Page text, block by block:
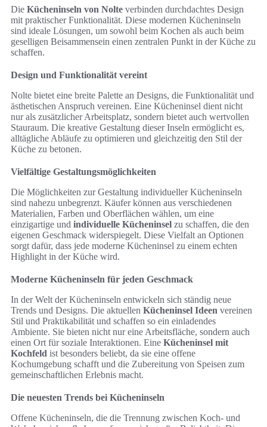
Die Kücheninseln von Nolte verbinden durchdachtes Design
mit praktischer Funktionalität. Diese modernen Kücheninseln
sind ideale Lösungen, um sowohl beim Kochen als auch beim
geselligen Beisammensein einen zentralen Punkt in der Küche zu
schaffen.
Design und Funktionalität vereint
Nolte bietet eine breite Palette an Designs, die Funktionalität und
ästhetischen Anspruch vereinen. Eine Kücheninsel dient nicht
nur als zusätzlicher Arbeitsplatz, sondern bietet auch wertvollen
Stauraum. Die kreative Gestaltung dieser Inseln ermöglicht es,
alltägliche Abläufe zu optimieren und gleichzeitig den Stil der
Küche zu betonen.
Vielfältige Gestaltungsmöglichkeiten
Die Möglichkeiten zur Gestaltung individueller Kücheninseln
sind nahezu unbegrenzt. Käufer können aus verschiedenen
Materialien, Farben und Oberflächen wählen, um eine
einzigartige und individuelle Kücheninsel zu schaffen, die den
eigenen Geschmack widerspiegelt. Diese Vielfalt an Optionen
sorgt dafür, dass jede moderne Kücheninsel zu einem echten
Highlight in der Küche wird.
Moderne Kücheninseln für jeden Geschmack
In der Welt der Kücheninseln entwickeln sich ständig neue
Trends und Designs. Die aktuellen Kücheninsel Ideen vereinen
Stil und Praktikabilität und schaffen so ein einladendes
Ambiente. Sie bieten nicht nur eine Arbeitsfläche, sondern auch
einen Ort für soziale Interaktionen. Eine Kücheninsel mit
Kochfeld ist besonders beliebt, da sie eine offene
Kochumgebung schafft und die Zubereitung von Speisen zum
gemeinschaftlichen Erlebnis macht.
Die neuesten Trends bei Kücheninseln
Offene Kücheninseln, die die Trennung zwischen Koch- und